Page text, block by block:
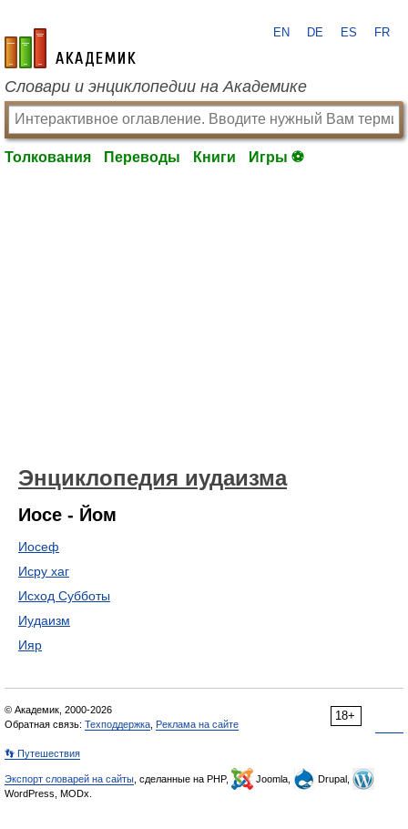
academic.ru
EN DE ES FR
Словари и энциклопедии на Академике
Толкования Переводы Книги Игры ⚽
Энциклопедия иудаизма
Иосе - Йом
Иосеф
Исру хаг
Исход Субботы
Иудаизм
Ияр
18+
© Академик, 2000-2026
Обратная связь: Техподдержка Реклама на сайте
👣 Путешествия
Экспорт словарей на сайты , сделанные на PHP, Joomla,
Drupal,
WordPress, MODx.